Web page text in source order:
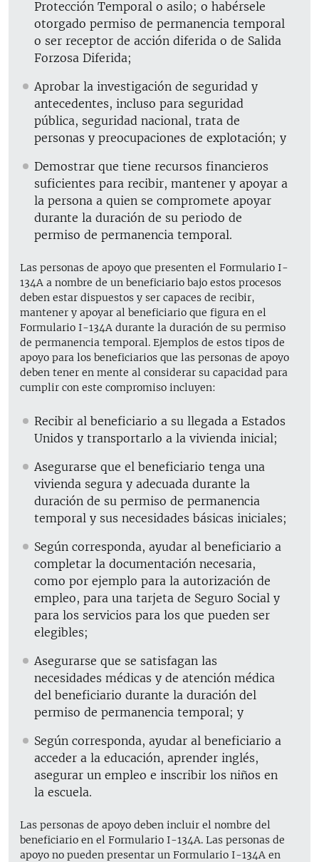
Protección Temporal o asilo; o habérsele
otorgado permiso de permanencia temporal
o ser receptor de acción diferida o de Salida
Forzosa Diferida;
Aprobar la investigación de seguridad y
antecedentes, incluso para seguridad
pública, seguridad nacional, trata de
personas y preocupaciones de explotación; y
Demostrar que tiene recursos financieros
suficientes para recibir, mantener y apoyar a
la persona a quien se compromete apoyar
durante la duración de su periodo de
permiso de permanencia temporal.
Las personas de apoyo que presenten el Formulario I-
134A a nombre de un beneficiario bajo estos procesos
deben estar dispuestos y ser capaces de recibir,
mantener y apoyar al beneficiario que figura en el
Formulario I-134A durante la duración de su permiso
de permanencia temporal. Ejemplos de estos tipos de
apoyo para los beneficiarios que las personas de apoyo
deben tener en mente al considerar su capacidad para
cumplir con este compromiso incluyen:
Recibir al beneficiario a su llegada a Estados
Unidos y transportarlo a la vivienda inicial;
Asegurarse que el beneficiario tenga una
vivienda segura y adecuada durante la
duración de su permiso de permanencia
temporal y sus necesidades básicas iniciales;
Según corresponda, ayudar al beneficiario a
completar la documentación necesaria,
como por ejemplo para la autorización de
empleo, para una tarjeta de Seguro Social y
para los servicios para los que pueden ser
elegibles;
Asegurarse que se satisfagan las
necesidades médicas y de atención médica
del beneficiario durante la duración del
permiso de permanencia temporal; y
Según corresponda, ayudar al beneficiario a
acceder a la educación, aprender inglés,
asegurar un empleo e inscribir los niños en
la escuela.
Las personas de apoyo deben incluir el nombre del
beneficiario en el Formulario I-134A. Las personas de
apoyo no pueden presentar un Formulario I-134A en